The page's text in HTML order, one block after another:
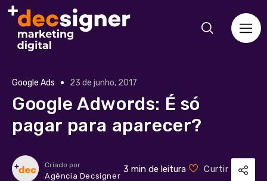
Google Ads 23 de junho, 2017
Google Adwords: É só
pagar para aparecer?
Criado por
Agência Decsigner
3 min de leitura Curtir